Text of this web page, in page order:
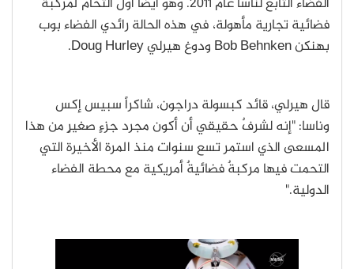
فضائية تجارية مأهولة، في هذه الحالة رائدي الفضاء بوب
بهنكن Bob Behnken ودوغ هيرلي Doug Hurley.
قال هيرلي، قائد كبسولة دراجون، شاكراً سبيس إكس
وناسا: "إنه لشرفٌ حقيقي أن أكون مجرد جزءٍ صغيرٍ من هذا
المسعى الذي استمر تسع سنوات منذ المرة الأخيرة التي
التحمت فيها مركبةٌ فضائيةٌ أمريكية مع محطة الفضاء
الدولية."